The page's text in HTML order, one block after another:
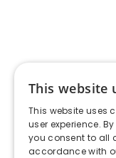
This website
This website uses
user experience.
you consent to all
accordance with